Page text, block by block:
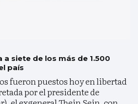
a siete de los más de 1.500
país
fueron puestos hoy en libertad
por el presidente de